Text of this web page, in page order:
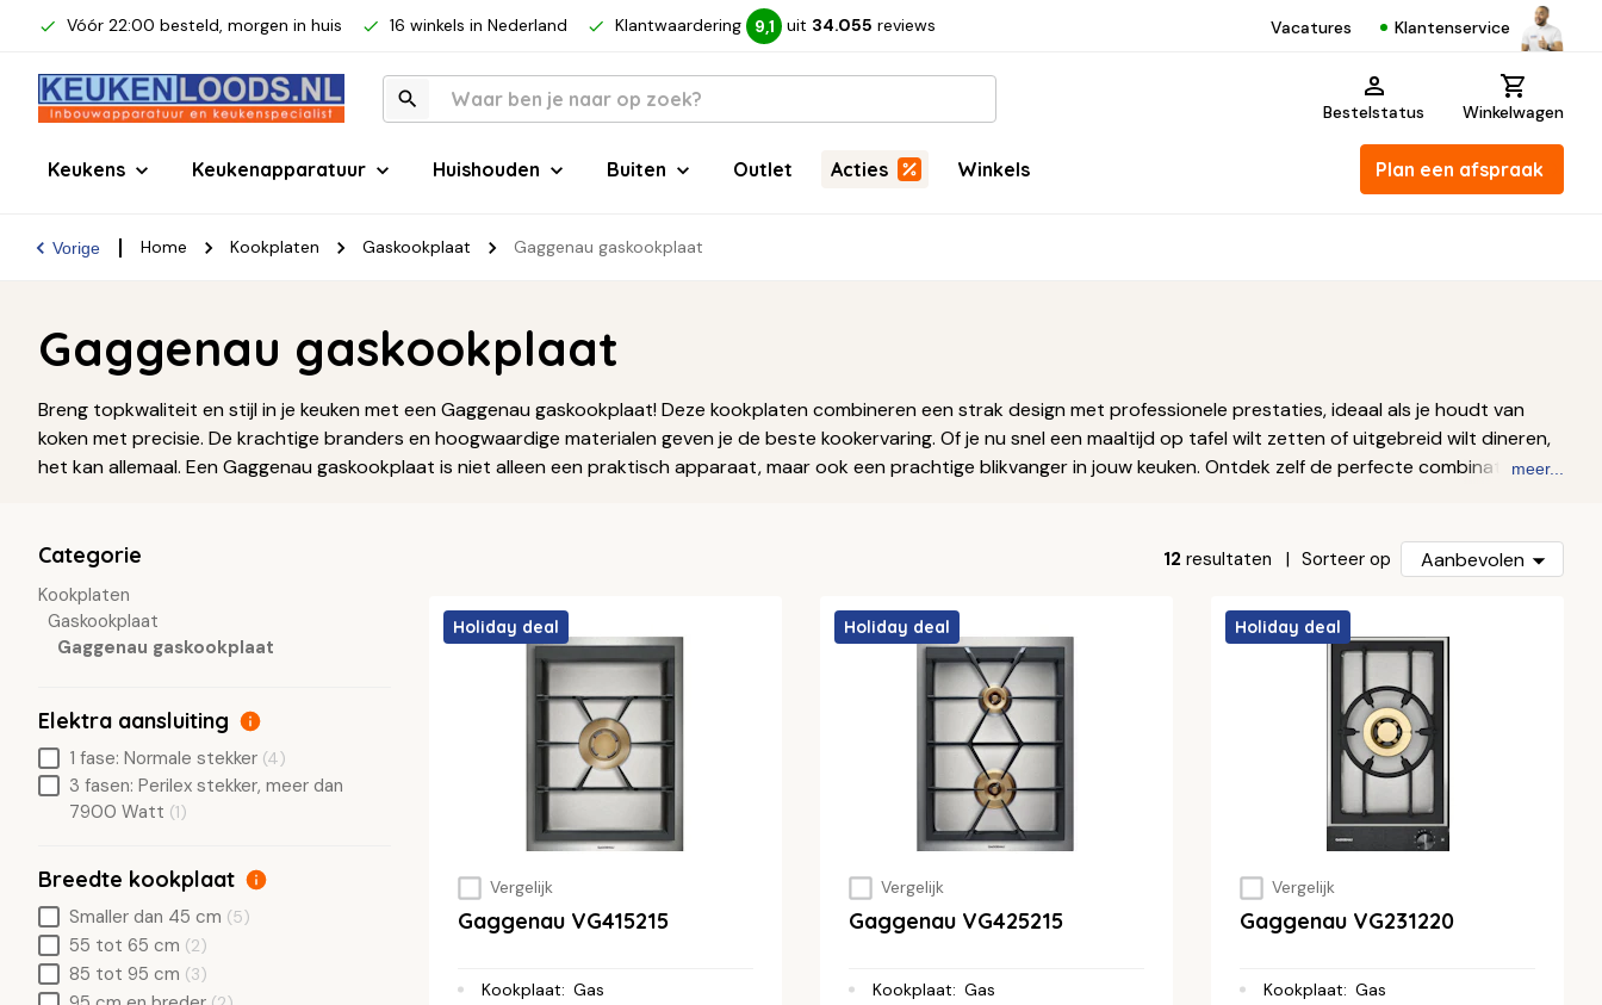
Vóór 22:00 besteld, morgen in huis 16 winkels in Nederland Klantwaardering 9,1 uit 34.055 reviews Vacatures Klantenservice
Bestelstatus Winkelwagen
Keukens Keukenapparatuur Huishouden Buiten Outlet Acties Winkels Plan een afspraak
Vorige Home Kookplaten Gaskookplaat Gaggenau gaskookplaat
Gaggenau gaskookplaat
Breng topkwaliteit en stijl in je keuken met een Gaggenau gaskookplaat! Deze kookplaten combineren een strak design met professionele prestaties, ideaal als je houdt van
koken met precisie. De krachtige branders en hoogwaardige materialen geven je de beste kookervaring. Of je nu snel een maaltijd op tafel wilt zetten of uitgebreid wilt dineren,
het kan allemaal. Een Gaggenau gaskookplaat is niet alleen een praktisch apparaat, maar ook een prachtige blikvanger in jouw keuken. Ontdek zelf de perfecte combinatie van
meer...
12 resultaten Sorteer op Aanbevolen
Holiday deal
Vergelijk
Gaggenau VG415215
Kookplaat: Gas
Holiday deal
Vergelijk
Gaggenau VG425215
Kookplaat: Gas
Holiday deal
Vergelijk
Gaggenau VG231220
Kookplaat: Gas
Categorie
Kookplaten
Gaskookplaat
Gaggenau gaskookplaat
Elektra aansluiting
1 fase: Normale stekker (4)
3 fasen: Perilex stekker, meer dan
7900 Watt (1)
Breedte kookplaat
Smaller dan 45 cm (5)
55 tot 65 cm (2)
85 tot 95 cm (3)